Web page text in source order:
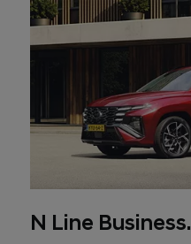
N Line Business.